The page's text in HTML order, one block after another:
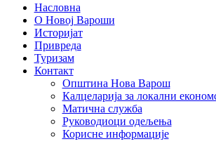
Насловна
О Новој Вароши
Историјат
Привреда
Туризам
Контакт
Општина Нова Варош
Калцеларија за локални
Матична служба
Руководиоци одељења
Корисне информације